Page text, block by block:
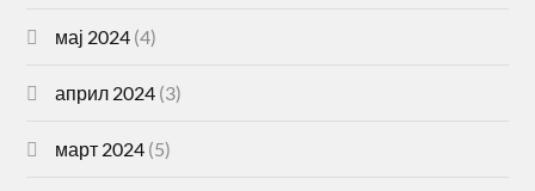
мај 2024 (4)
април 2024 (3)
март 2024 (5)